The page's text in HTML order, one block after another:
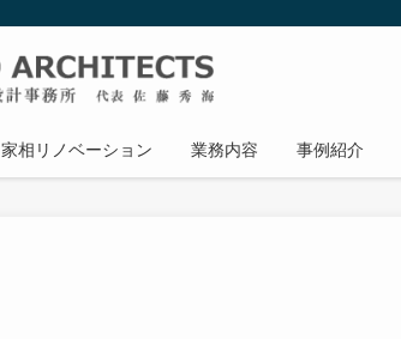
家相リノベーション 業務内容 事例紹介